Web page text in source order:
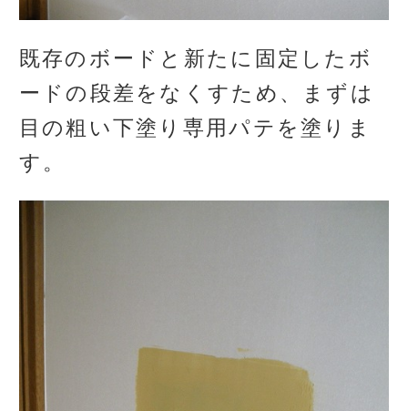
既存のボードと新たに固定したボ
ードの段差をなくすため、まずは
目の粗い下塗り専用パテを塗りま
す。